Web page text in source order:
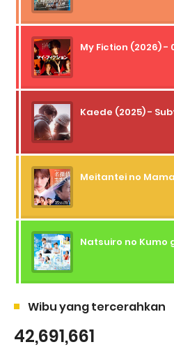
My Fiction (2026) -
Kaede (2025) -
Wibu yang tercerahkan
42,691,661